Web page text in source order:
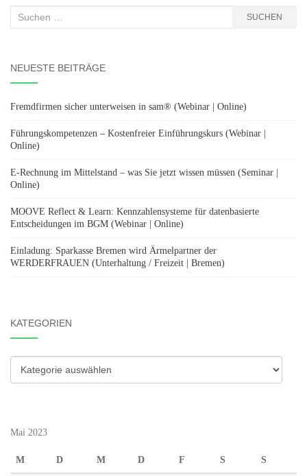
Suchen
SUCHEN
NEUESTE BEITRÄGE
Fremdfirmen sicher unterweisen in sam® (Webinar | Online)
Führungskompetenzen – Kostenfreier Einführungskurs (Webinar |
Online)
E-Rechnung im Mittelstand – was Sie jetzt wissen müssen (Seminar |
Online)
MOOVE Reflect & Learn: Kennzahlensysteme für datenbasierte
Entscheidungen im BGM (Webinar | Online)
Einladung: Sparkasse Bremen wird Ärmelpartner der
WERDERFRAUEN (Unterhaltung / Freizeit | Bremen)
KATEGORIEN
Kategorien
Mai 2023
M D M D F S S